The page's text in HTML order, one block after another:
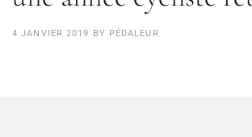
4 JANVIER 2019 BY PÉDALEUR